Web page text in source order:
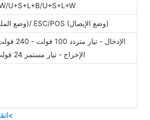
U+S+L+B/U+S+L+W
TSPL (وضع الملصق)/ ESC/POS (وضع الإيصال)
الإدخال - تيار متردد 100 فولت - 240 فولت / 60 هرتز
الإخراج - تيار مستمر 24 فولت/2.5 أمبير
>انقر للحصول على العينة<